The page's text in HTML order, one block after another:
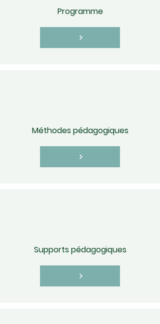
Programme
Méthodes pédagogiques
Supports pédagogiques